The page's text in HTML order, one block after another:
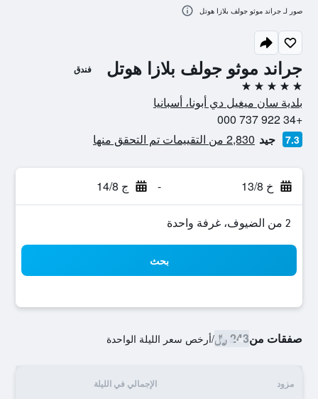
جراند موثو جولف بلازا هوتل فندق
5 نجوم
بلدية سان ميغيل دي أبونا، أسبانيا
+34 922 737 000
7.3 جيد 2,830 من التقييمات تم التحقق منها
خ 13/8 - ج 14/8
2 من الضيوف، غرفة واحدة
بحث
صفقات من243 ﷼ /أرخص سعر الليلة الواحدة
مزود الإجمالي في الليلة
صور لـ جراند موثو جولف بلازا هوتل